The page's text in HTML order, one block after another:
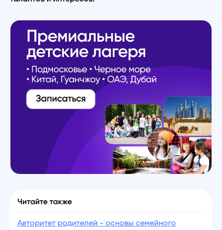
Читайте также
Авторитет родителей - основы семейного